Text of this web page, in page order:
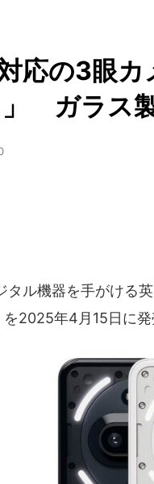
応の3眼
」 ガラス
タル機器を手がける
を2025年4月15日に発